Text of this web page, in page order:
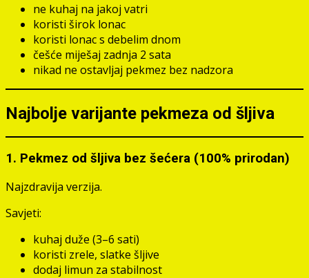
ne kuhaj na jakoj vatri
koristi širok lonac
koristi lonac s debelim dnom
češće miješaj zadnja 2 sata
nikad ne ostavljaj pekmez bez nadzora
Najbolje varijante pekmeza od šljiva
1. Pekmez od šljiva bez šećera (100% prirodan)
Najzdravija verzija.
Savjeti:
kuhaj duže (3–6 sati)
koristi zrele, slatke šljive
dodaj limun za stabilnost